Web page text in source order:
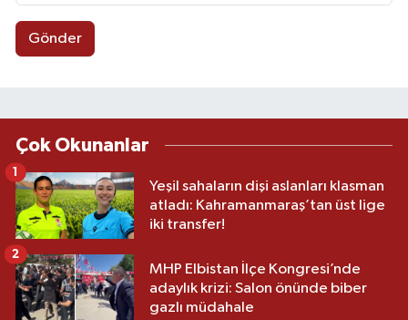
Gönder
Çok Okunanlar
Yeşil sahaların dişi aslanları klasman
atladı: Kahramanmaraş’tan üst lige
iki transfer!
1
MHP Elbistan İlçe Kongresi’nde
adaylık krizi: Salon önünde biber
gazlı müdahale
2